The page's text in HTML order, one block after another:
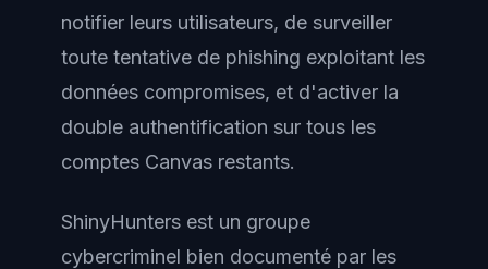
notifier leurs utilisateurs, de surveiller
toute tentative de phishing exploitant les
données compromises, et d'activer la
double authentification sur tous les
comptes Canvas restants.
ShinyHunters est un groupe
cybercriminel bien documenté par les